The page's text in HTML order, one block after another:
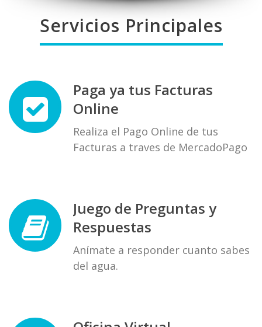
Servicios Principales
Paga ya tus Facturas
Online
Realiza el Pago Online de tus
Facturas a traves de MercadoPago
Juego de Preguntas y
Respuestas
Anímate a responder cuanto sabes
del agua.